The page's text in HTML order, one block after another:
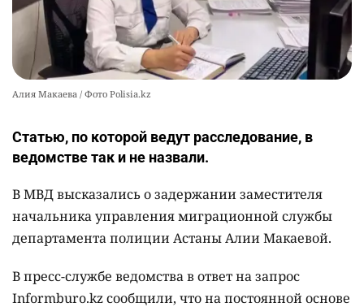
Алия Макаева / Фото Polisia.kz
Статью, по которой ведут расследование, в
ведомстве так и не назвали.
В МВД высказались о задержании заместителя
начальника управления миграционной службы
департамента полиции Астаны Алии Макаевой.
В пресс-службе ведомства в ответ на запрос
Informburo.kz сообщили, что на постоянной основе